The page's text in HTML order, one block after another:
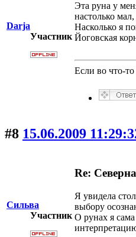
Darja
Участник
Эта руна у
настолько
Насколько я
Йоговская
Если во что-
#8 15.06.2009
Сильва
Участник
Re:
Я увидела
выбору
О рунах я